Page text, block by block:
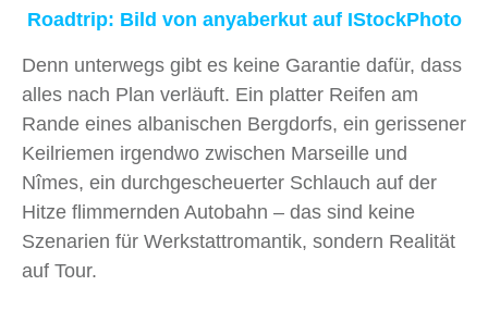
Roadtrip: Bild von anyaberkut auf IStockPhoto
Denn unterwegs gibt es keine Garantie dafür, dass
alles nach Plan verläuft. Ein platter Reifen am
Rande eines albanischen Bergdorfs, ein gerissener
Keilriemen irgendwo zwischen Marseille und
Nîmes, ein durchgescheuerter Schlauch auf der
Hitze flimmernden Autobahn – das sind keine
Szenarien für Werkstattromantik, sondern Realität
auf Tour.